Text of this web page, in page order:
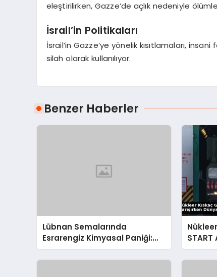
eleştirilirken, Gazze’de açlık nedeniyle
İsrail’in Politikaları
İsrail’in Gazze’ye yönelik kısıtlamaları,
silah olarak kullanılıyor.
Benzer Haberler
Lübnan Semalarında
Esrarengiz Kimyasal Paniği:
UNIFIL’den İsrail’e Sert Çağrı